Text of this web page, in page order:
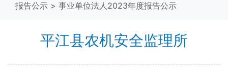
报告公示 > 事业单位法人2023年度报告公示
平江县农机安全监理所